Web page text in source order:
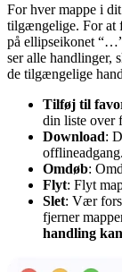
For hver mappe i
tilgængelige. For at
på ellipseikonet
ser alle handlinger,
de tilgængelige
Tilføj til
din liste over
Download:
offlineadgang.
Omdøb:
Flyt: Flyt
Slet: Vær
fjerner
handling